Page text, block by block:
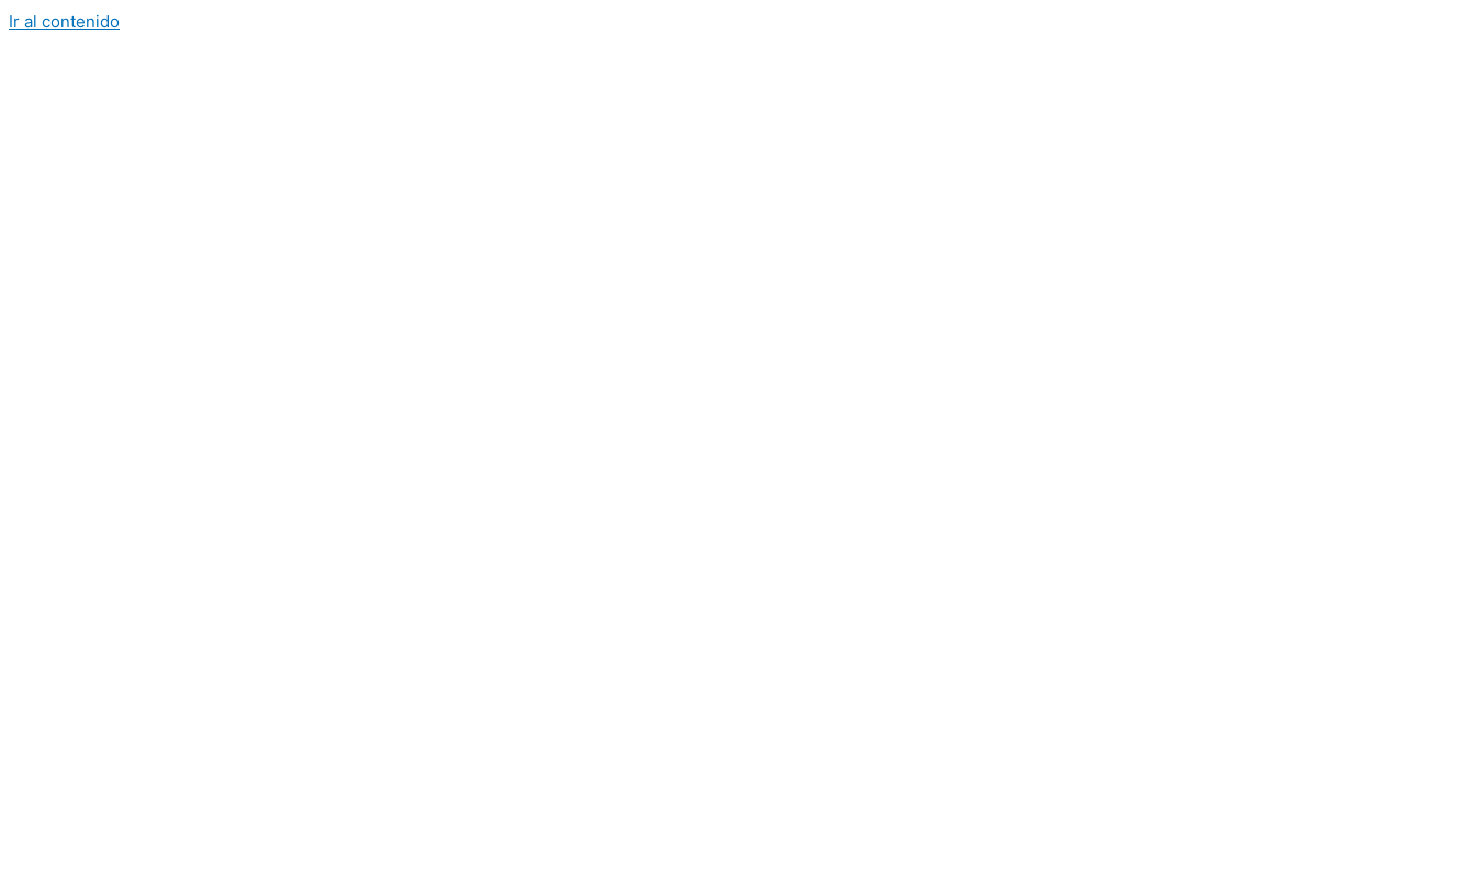
Ir al contenido